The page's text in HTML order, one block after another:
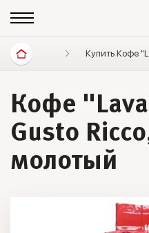
Диетические продукты
Купить Кофе
Кофе
Gusto
молотый